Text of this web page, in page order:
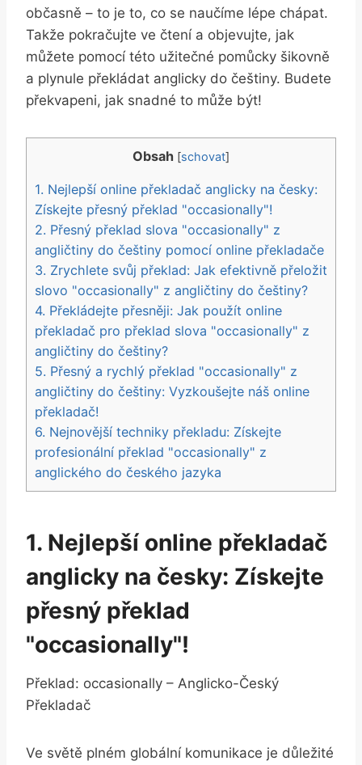
občasně – to je to, co se naučíme lépe chápat.
Takže pokračujte ve čtení a objevujte, jak
můžete pomocí této užitečné pomůcky šikovně
a plynule překládat anglicky do češtiny. Budete
překvapeni, jak snadné to může být!
Obsah [schovat]
1. Nejlepší online překladač anglicky na česky:
Získejte přesný překlad "occasionally"!
2. Přesný překlad slova "occasionally" z
angličtiny do češtiny pomocí online překladače
3. Zrychlete svůj překlad: Jak efektivně přeložit
slovo "occasionally" z angličtiny do češtiny?
4. Překládejte přesněji: Jak použít online
překladač pro překlad slova "occasionally" z
angličtiny do češtiny?
5. Přesný a rychlý překlad "occasionally" z
angličtiny do češtiny: Vyzkoušejte náš online
překladač!
6. Nejnovější techniky překladu: Získejte
profesionální překlad "occasionally" z
anglického do českého jazyka
1. Nejlepší online překladač
anglicky na česky: Získejte
přesný překlad
"occasionally"!
Překlad: occasionally – Anglicko-Český
Překladač
Ve světě plném globální komunikace je důležité